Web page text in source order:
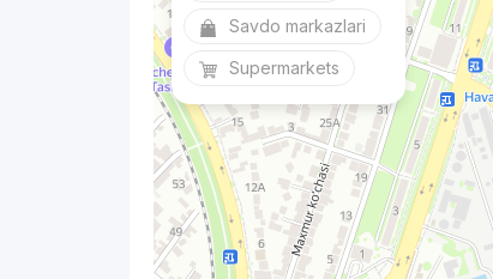
Savdo markazlari
Supermarkets